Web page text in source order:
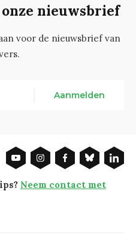
nieuwsbrief
voor de nieuwsbrief van
Aanmelden
Neem contact met